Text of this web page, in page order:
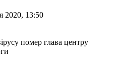
2020, 13:50